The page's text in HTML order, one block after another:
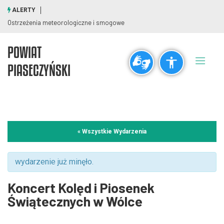
visibility_off title
Rozdzielczość
Czcionki
ALERTY
Ostrzeżenia meteorologiczne i smogowe
POWIAT
PIASECZYŃSKI
« Wszystkie Wydarzenia
wydarzenie już minęło.
Koncert Kolęd i Piosenek
Świątecznych w Wólce